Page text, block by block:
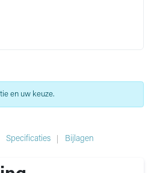
Specificaties Bijlagen
en uw keuze.